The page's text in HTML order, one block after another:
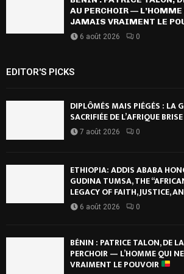
AU PERCHOIR —
JAMAIS VRAIMENT LE
6 août 2026 0
EDITOR'S PICKS
DIPLÔMÉS MAIS PIÉGÉS : LA
SACRIFIÉE DE L’AFRIQUE
7 août 2026 0
ETHIOPIA: ADDIS ABABA
GUDINA TUMSA, THE
LEGACY OF FAITH, JUSTICE,
6 août 2026 0
BÉNIN : PATRICE TALON, DE
PERCHOIR — L’HOMME QUI
VRAIMENT LE POUVOIR